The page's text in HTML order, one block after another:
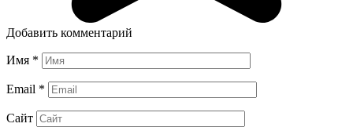
Добавить комментарий
Имя *
Email *
Сайт